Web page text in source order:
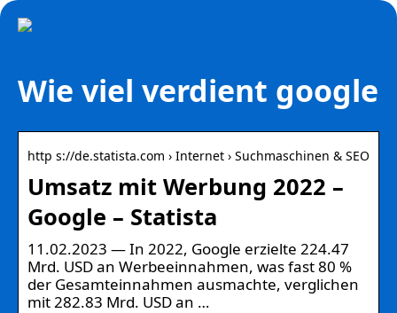
Wie viel verdient google
http s://de.statista.com › Internet › Suchmaschinen & SEO
Umsatz mit Werbung 2022 –
Google – Statista
11.02.2023 — In 2022, Google erzielte 224.47
Mrd. USD an Werbeeinnahmen, was fast 80 %
der Gesamteinnahmen ausmachte, verglichen
mit 282.83 Mrd. USD an …